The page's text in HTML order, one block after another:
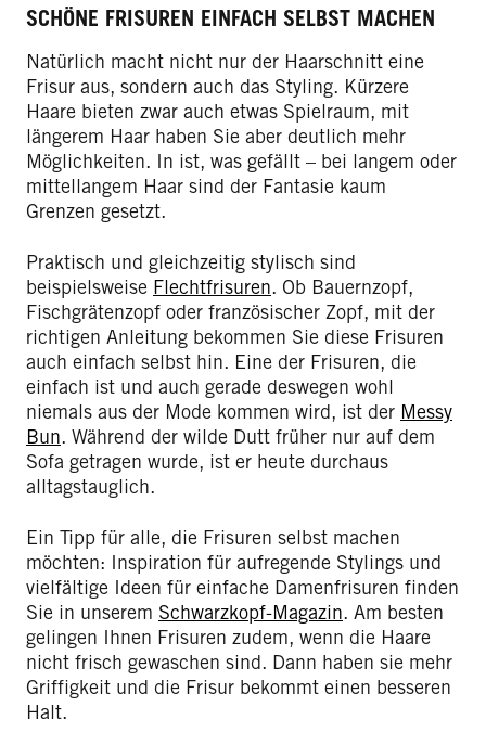
SCHÖNE FRISUREN EINFACH SELBST MACHEN
Natürlich macht nicht nur der Haarschnitt eine
Frisur aus, sondern auch das Styling. Kürzere
Haare bieten zwar auch etwas Spielraum, mit
längerem Haar haben Sie aber deutlich mehr
Möglichkeiten. In ist, was gefällt – bei langem oder
mittellangem Haar sind der Fantasie kaum
Grenzen gesetzt.
Praktisch und gleichzeitig stylisch sind
beispielsweise Flechtfrisuren. Ob Bauernzopf,
Fischgrätenzopf oder französischer Zopf, mit der
richtigen Anleitung bekommen Sie diese Frisuren
auch einfach selbst hin. Eine der Frisuren, die
einfach ist und auch gerade deswegen wohl
niemals aus der Mode kommen wird, ist der Messy
Bun. Während der wilde Dutt früher nur auf dem
Sofa getragen wurde, ist er heute durchaus
alltagstauglich.
Ein Tipp für alle, die Frisuren selbst machen
möchten: Inspiration für aufregende Stylings und
vielfältige Ideen für einfache Damenfrisuren finden
Sie in unserem Schwarzkopf-Magazin. Am besten
gelingen Ihnen Frisuren zudem, wenn die Haare
nicht frisch gewaschen sind. Dann haben sie mehr
Griffigkeit und die Frisur bekommt einen besseren
Halt.